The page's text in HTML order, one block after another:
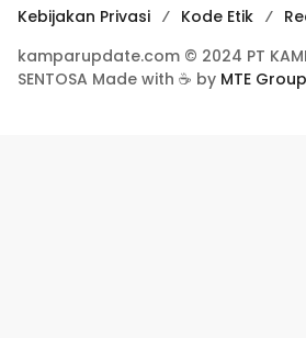
Kebijakan Privasi
Kode Etik
kamparupdate.com © 2024 PT
SENTOSA Made with ☕ by MTE Group